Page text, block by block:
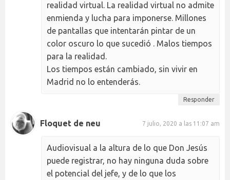
realidad virtual. La realidad virtual no admite
enmienda y lucha para imponerse. Millones
de pantallas que intentarán pintar de un
color oscuro lo que sucedió . Malos tiempos
para la realidad.
Los tiempos están cambiado, sin vivir en
Madrid no lo entenderás.
Responder
Floquet de neu 7 julio, 2020 a las 11:07 am
Audiovisual a la altura de lo que Don Jesús
puede registrar, no hay ninguna duda sobre
el potencial del jefe, y de lo que los